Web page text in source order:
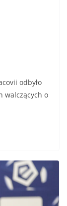
odbyło
walczących o